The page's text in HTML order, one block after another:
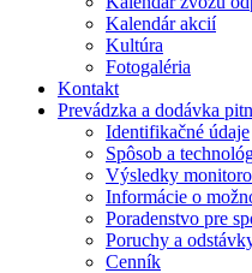
Kalendár akcií
Kultúra
Fotogaléria
Kontakt
Prevádzka a dodávka
Identifikačné údaje
Spôsob a
Výsledky
Informácie o
Poradenstvo pre
Poruchy a
Cenník